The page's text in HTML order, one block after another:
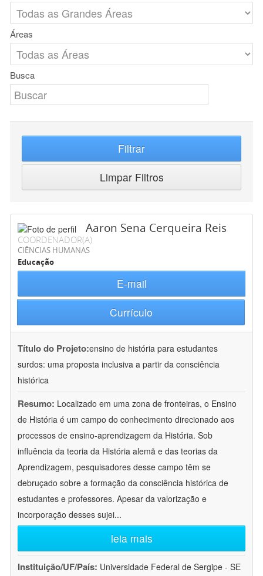
Áreas
Busca
Filtrar
Limpar Filtros
Aaron Sena Cerqueira Reis
COORDENADOR(A)
CIÊNCIAS HUMANAS
Educação
E-mail
Currículo
Título do Projeto:ensino de história para estudantes
surdos: uma proposta inclusiva a partir da consciência
histórica
Resumo: Localizado em uma zona de fronteiras, o Ensino
de História é um campo do conhecimento direcionado aos
processos de ensino-aprendizagem da História. Sob
influência da teoria da História alemã e das teorias da
Aprendizagem, pesquisadores desse campo têm se
debruçado sobre a formação da consciência histórica de
estudantes e professores. Apesar da valorização e
incorporação desses sujei...
leia mais
Instituição/UF/País: Universidade Federal de Sergipe - SE